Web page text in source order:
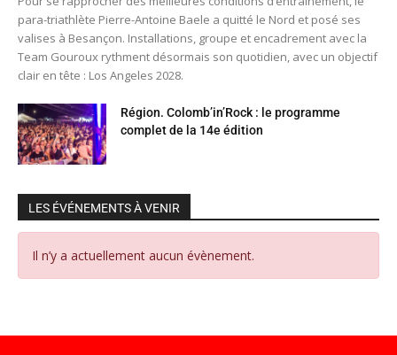
para-triathlète Pierre-Antoine Baele a quitté le Nord et posé ses
valises à Besançon. Installations, groupe et encadrement avec la
Team Gouroux rythment désormais son quotidien, avec un objectif
clair en tête : Los Angeles 2028.
Région. Colomb’in’Rock : le programme
complet de la 14e édition
LES ÉVÉNEMENTS À VENIR
Il n’y a actuellement aucun évènement.